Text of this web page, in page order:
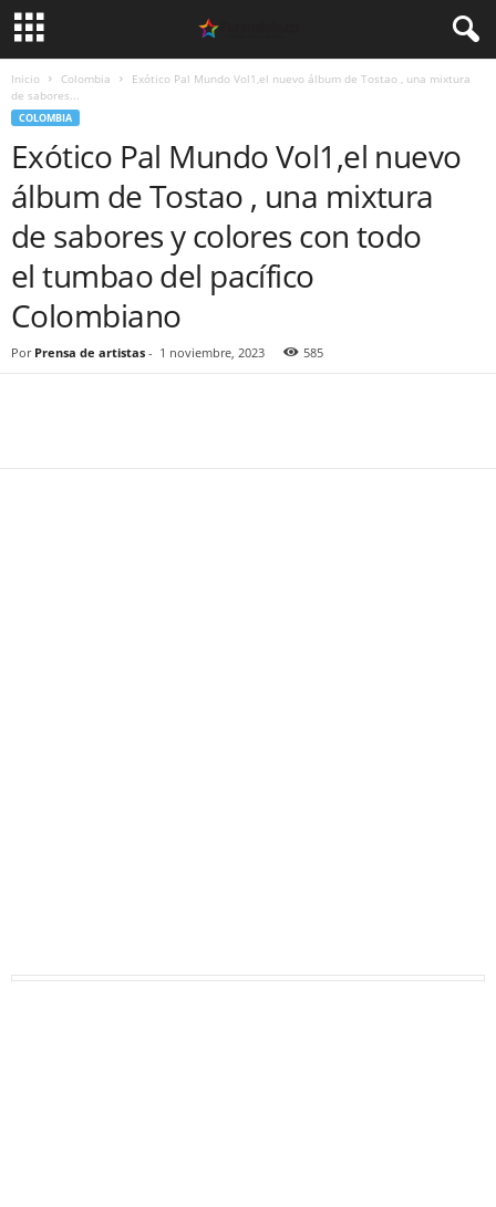
Inicio Colombia
Exótico Pal Mundo Vol1,el nuevo álbum de Tostao , una mixtura
de sabores...
COLOMBIA
Exótico Pal Mundo Vol1,el nuevo
álbum de Tostao , una mixtura
de sabores y colores con todo
el tumbao del pacífico
Colombiano
Por Prensa de artistas - 1 noviembre, 2023 585